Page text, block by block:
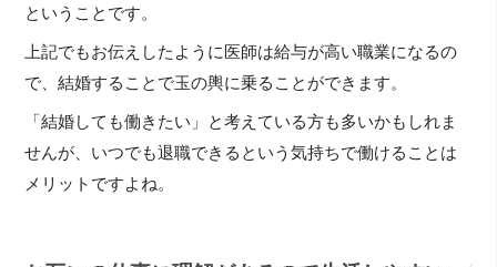
ということです。
上記でもお伝えしたように医師は給与が高い職業になるの
で、結婚することで玉の輿に乗ることができます。
「結婚しても働きたい」と考えている方も多いかもしれま
せんが、いつでも退職できるという気持ちで働けることは
メリットですよね。